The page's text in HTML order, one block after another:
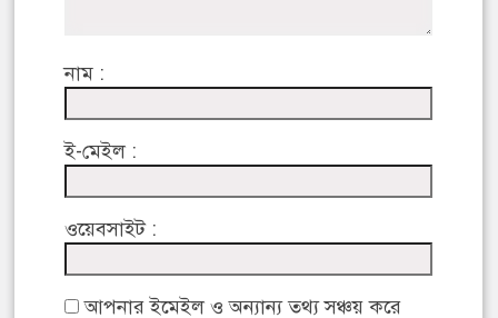
নাম :
ই-মেইল :
ওয়েবসাইট :
আপনার ইমেইল ও অন্যান্য তথ্য সঞ্চয় করে